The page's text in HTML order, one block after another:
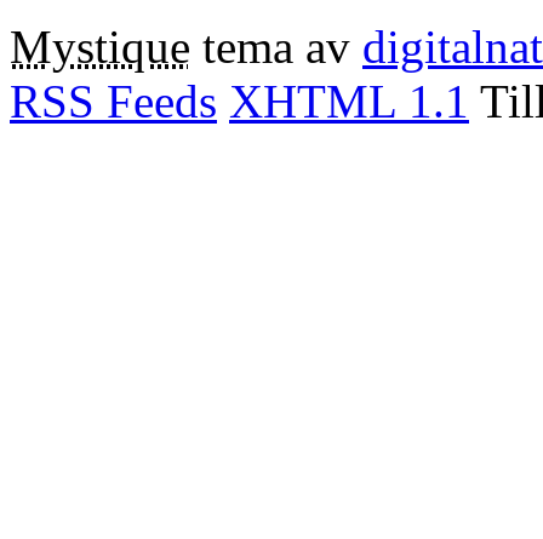
Mystique tema av
RSS Feeds XHTML 1.1